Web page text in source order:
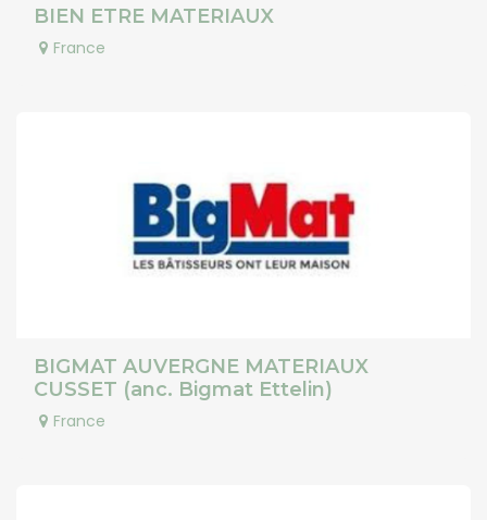
BIEN ETRE MATERIAUX
France
BIGMAT AUVERGNE MATERIAUX
CUSSET (anc. Bigmat Ettelin)
France